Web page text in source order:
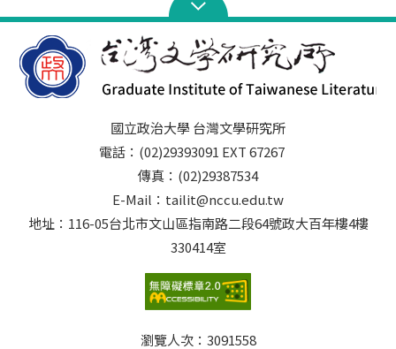
國立政治大學 台灣文學研究所
電話：(02)29393091 EXT 67267
傳真：(02)29387534
E-Mail：tailit@nccu.edu.tw
地址：116-05台北市文山區指南路二段64號政大百年樓4樓
330414室
瀏覽人次： 3091558